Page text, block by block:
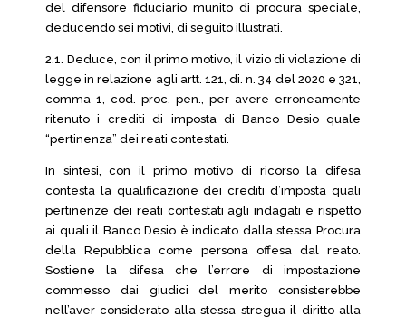
del difensore fiduciario munito di procura speciale,
deducendo sei motivi, di seguito illustrati.
2.1. Deduce, con il primo motivo, il vizio di violazione di
legge in relazione agli artt. 121, di. n. 34 del 2020 e 321,
comma 1, cod. proc. pen., per avere erroneamente
ritenuto i crediti di imposta di Banco Desio quale
“pertinenza” dei reati contestati.
In sintesi, con il primo motivo di ricorso la difesa
contesta la qualificazione dei crediti d’imposta quali
pertinenze dei reati contestati agli indagati e rispetto
ai quali il Banco Desio è indicato dalla stessa Procura
della Repubblica come persona offesa dal reato.
Sostiene la difesa che l’errore di impostazione
commesso dai giudici del merito consisterebbe
nell’aver considerato alla stessa stregua il diritto alla